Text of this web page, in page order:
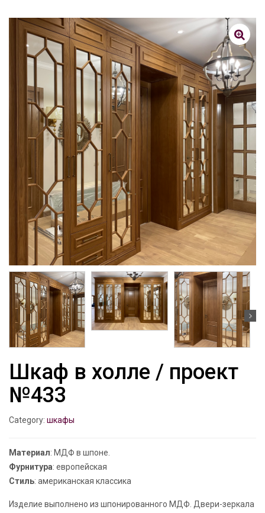
Шкаф в холле / проект
№433
Category: шкафы
Материал: МДФ в шпоне.
Фурнитура: европейская
Стиль: американская классика
Изделие выполнено из шпонированного МДФ. Двери-зеркала